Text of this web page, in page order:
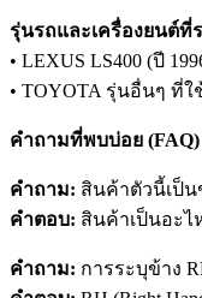
รุ่นรถและเครื่องยนต์ที่
• LEXUS LS400 (ปี
• TOYOTA รุ่นอื่นๆ ที่
คำถามที่พบบ่อย (FAQ)
คำถาม: สินค้าตัวนี้เป็
คำตอบ: สินค้าเป็นอะไ
คำถาม: การระบุข้าง